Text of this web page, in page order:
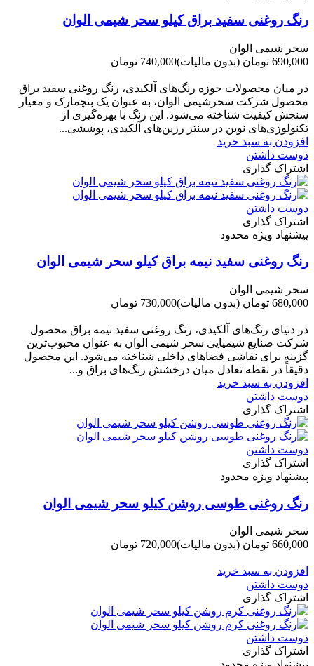
رنگ روغنی سفید براق کیلو سحر شیمی الوان
سحر شیمی الوان
690,000 تومان
(بدون مالیات)740,000 تومان
در میان محصولات حوزه رنگ‌های آلکیدی، رنگ روغنی سفید براق
محصول شرکت سحرشیمی الوان، به عنوان یک بنچمارک و معیار
سنجش کیفیت شناخته می‌شود. این رنگ با بهره‌گیری از
تکنولوژی‌های نوین در سنتز رزین‌های آلکیدی، پوششی...
افزودن به سبد خرید
دوست داشتن
اشتراک گذاری
دوست داشتن
اشتراک گذاری
پیشنهاد ویژه محدود
رنگ روغنی سفید نیمه براق کیلو سحر شیمی الوان
سحر شیمی الوان
680,000 تومان
(بدون مالیات)730,000 تومان
در دنیای رنگ‌های آلکیدی، رنگ روغنی سفید نیمه براق محصول
شرکت صنایع شیمیایی سحر شیمی الوان به عنوان محبوب‌ترین
گزینه برای نقاشی فضاهای داخلی شناخته می‌شود. این محصول
دقیقاً در نقطه تعادل میان درخشش رنگ‌های براق و...
افزودن به سبد خرید
دوست داشتن
اشتراک گذاری
دوست داشتن
اشتراک گذاری
پیشنهاد ویژه محدود
رنگ روغنی طوسی روشن کیلو سحر شیمی الوان
سحر شیمی الوان
660,000 تومان
(بدون مالیات)720,000 تومان
افزودن به سبد خرید
دوست داشتن
اشتراک گذاری
دوست داشتن
اشتراک گذاری